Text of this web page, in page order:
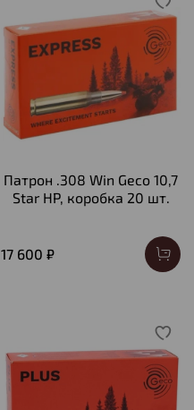
Патрон .308 Win Geco 10,7
Star HP, коробка 20 шт.
17 600 ₽